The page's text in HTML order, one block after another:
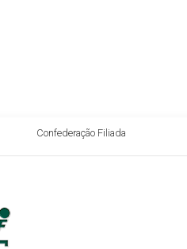
Confederação Filiada